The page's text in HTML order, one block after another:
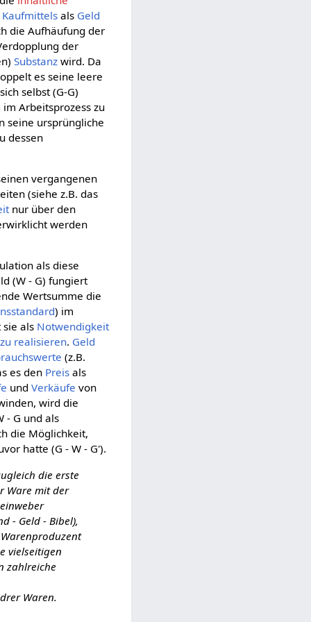
Kaufmittels als Geld
die Aufhäufung der
der
Substanz wird. Da
es seine leere
selbst (G-G)
Arbeitsprozess zu
seine ursprüngliche
dessen
vergangenen
(siehe z.B. das
nur über den
werden
als diese
(W - G) fungiert
Wertsumme die
) im
als Notwendigkeit
realisieren. Geld
(z.B.
es den Preis als
undVerkäufe von
wird die
- G und als
die Möglichkeit,
hatte (G - W - G').
die erste
Ware mit der
- Geld - Bibel),
vielseitigen
zahlreiche
Waren.